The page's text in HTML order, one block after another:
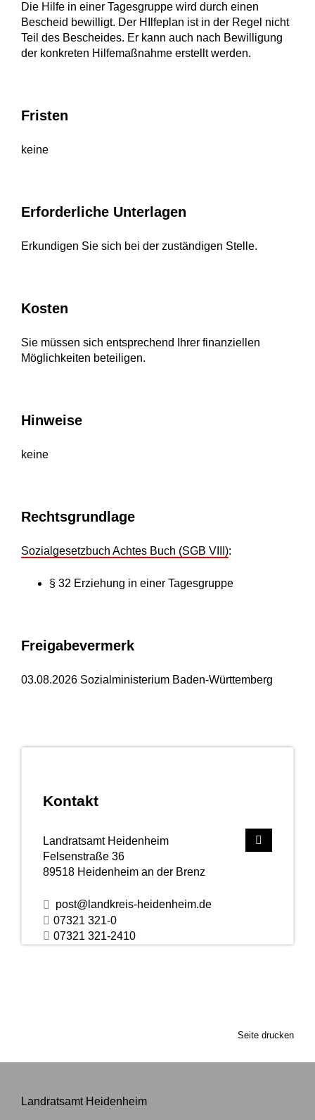
Kontakt
Landratsamt Heidenheim
Felsenstraße 36
89518 Heidenheim an der Brenz
post@landkreis-heidenheim.de
07321 321-0
07321 321-2410
Die Hilfe in einer Tagesgruppe wird durch einen
Bescheid bewilligt. Der HIlfeplan ist in der Regel nicht
Teil des Bescheides. Er kann auch nach Bewilligung
der konkreten Hilfemaßnahme erstellt werden.
Fristen
keine
Erforderliche Unterlagen
Erkundigen Sie sich bei der zuständigen Stelle.
Kosten
Sie müssen sich entsprechend Ihrer finanziellen
Möglichkeiten beteiligen.
Hinweise
keine
Rechtsgrundlage
Sozialgesetzbuch Achtes Buch (SGB VIII):
§ 32 Erziehung in einer Tagesgruppe
Freigabevermerk
03.08.2026 Sozialministerium Baden-Württemberg
Seite drucken
Landratsamt Heidenheim